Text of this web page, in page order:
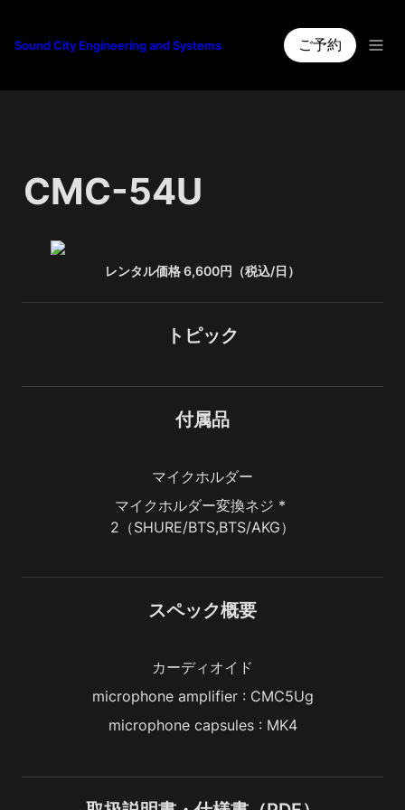
Sound City Engineering and Systems ご予約
CMC-54U
レンタル価格 6,600円（税込/日）
トピック
付属品
マイクホルダー
マイクホルダー変換ネジ *
2（SHURE/BTS,BTS/AKG）
スペック概要
カーディオイド
microphone amplifier : CMC5Ug
microphone capsules : MK4